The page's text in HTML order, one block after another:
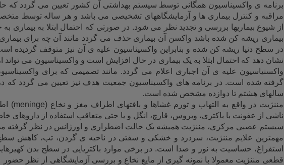
برنامه ی واکسیناسیون همگانی توسط سیستم بهداشتی آن کشور تعیین می گردد
مراقبه و کنترل بیماری ها و آزمایشگاههای تشخیصی می باشد و هر ساله توسط
از شیوع بیماریها بررسی و تجدید نظر می شود. در صورتی که احتمال ابتلا به بیماری
بیماری ریشه کن شده باشد واکسن آن بیماری حذف می گردد مانند آن چه برای بیماری
در سطح دنیا ریشه کن شده و بنابراین واکسیناسیون علیه ی آن نیز متوقف گردیده
نشان دهد که احتمال ابتلا به یک بیماری در حال افزایش است و واکسیناسیون می تواند از
واکسنیاسیون علیه ی آن اجباری اعلام می گردد. مانند تصمیمی که برای
گرفته شده است. در برنامه های واکسیناسیون جمعیت هدف نیز تعیین می گردد که در
سالهای هشتم تا دوازده مشخص شده است.
مننژیت در واقع به التهاب و تورم غشاها و بافتهای اطراف مغز و نخاع (meninge)
ناشی از عفونت با باکتری، ویروس، قارچ، انگل و یا حتی متعاقب استفاده از داروهای
سیستم عصبی مرکزی، مننژیت همیشه یک حالت اضطراری و اورژانس در نظر گرفته
مهمترین علایم مننژیت، سردرد و خشکی و سفتی در ناحیه ی گردن، تب، کاهش
استفراغ، حساسیت به نور و صدا است. در برخی موارد باکتریایی در سطح بدن
قطعی مننژیت معمولا با نمونه گیری از مایع نخاع و بررسی آزمایشگاهی از نظر